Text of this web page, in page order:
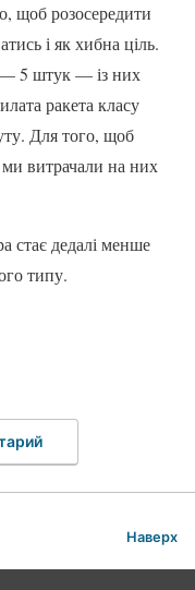
щоб розосередити
і як хибна ціль.
— 5 штук — із них
ракета класу
Для того, щоб
витрачали на них
стає дедалі менше
типу.
Наверх